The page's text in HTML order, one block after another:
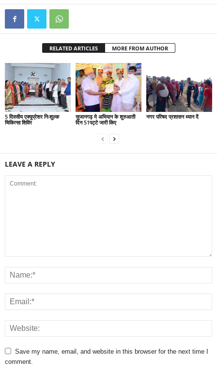
RELATED ARTICLES MORE FROM AUTHOR
5 दिवसीय एक्यूप्रेशर निःशुल्क
चिकित्सा शिविर
सुजानगढ़ मे अभियान के शुरुआती
दिन 51पट्टे जारी किए
नगर परिषद प्रशासन ध्यान दें
LEAVE A REPLY
Save my name, email, and website in this browser for the next time I
comment.